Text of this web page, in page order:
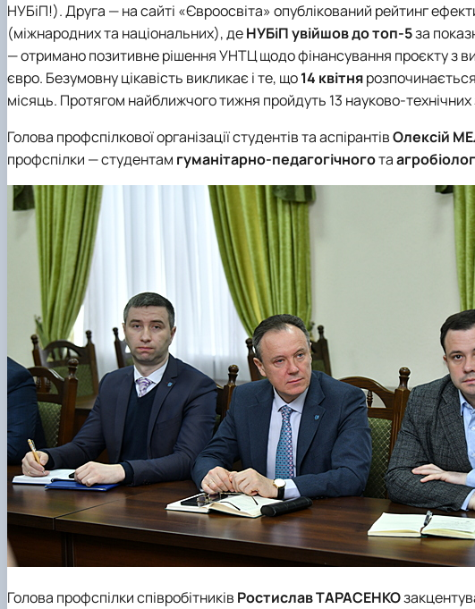
НУБіП!). Друга — на сайті «Євроосвіта» опублікований рейтинг
(міжнародних та національних), деНУБіП увійшов до топ-5за
— отримано позитивне рішення УНТЦ щодо фінансування проєкту з
євро. Безумовну цікавість викликає і те, що14 квітнярозпочинається
місяць. Протягом найближчого тижня пройдуть 13 науково-технічних
Голова профспілкової організації студентів та аспірантівОлексій
профспілки — студентам гуманітарно-педагогічногота
Голова профспілки співробітників Ростислав ТАРАСЕНКО